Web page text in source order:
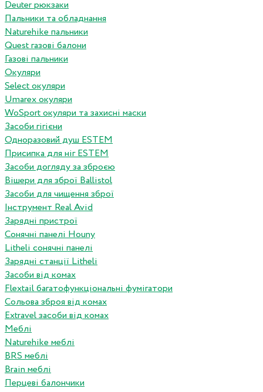
Deuter рюкзаки
Пальники та обладнання
Naturehike пальники
Quest газові балони
Газові пальники
Окуляри
Select окуляри
Umarex окуляри
WoSport окуляри та захисні маски
Засоби гігієни
Одноразовий душ ESTEM
Присипка для ніг ESTEM
Засоби догляду за зброєю
Вішери для зброї Ballistol
Засоби для чищення зброї
Інструмент Real Avid
Зарядні пристрої
Сонячні панелі Houny
Litheli сонячні панелі
Зарядні станції Litheli
Засоби від комах
Flextail багатофункціональні фумігатори
Сольова зброя від комах
Extravel засоби від комах
Меблі
Naturehike меблі
BRS меблі
Brain меблі
Перцеві балончики